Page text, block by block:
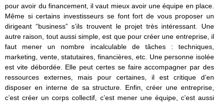
pour avoir du financement, il vaut mieux avoir une équipe en place.
Même si certains investisseurs se font fort de vous proposer un
dirigeant “business” s’ils trouvent le projet très intéressant. Une
autre raison, tout aussi simple, est que pour créer une entreprise, il
faut mener un nombre incalculable de tâches : techniques,
marketing, vente, statutaires, financières, etc. Une personne isolée
est vite débordée. Elle peut certes se faire accompagner par des
ressources externes, mais pour certaines, il est critique d’en
disposer en interne de sa structure. Enfin, créer une entreprise,
c’est créer un corps collectif, c’est mener une équipe, c’est aussi